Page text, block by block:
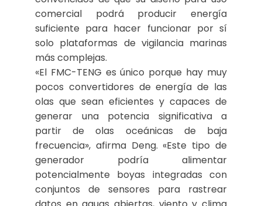
comercial podrá producir energía
suficiente para hacer funcionar por sí
solo plataformas de vigilancia marinas
más complejas.
«El FMC-TENG es único porque hay muy
pocos convertidores de energía de las
olas que sean eficientes y capaces de
generar una potencia significativa a
partir de olas oceánicas de baja
frecuencia», afirma Deng. «Este tipo de
generador podría alimentar
potencialmente boyas integradas con
conjuntos de sensores para rastrear